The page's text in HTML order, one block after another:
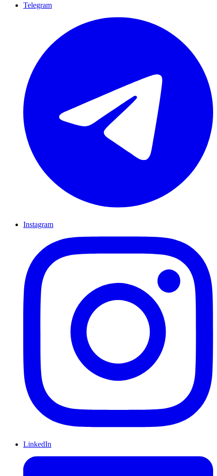
Telegram
Instagram
LinkedIn